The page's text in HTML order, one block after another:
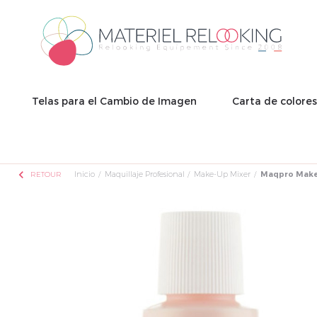
Telas para el Cambio de Imagen Carta de
chevron_left RETOUR Inicio Maquillaje Profesional Make-Up Mixer Maqpro